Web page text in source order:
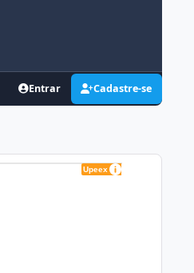
Entrar Cadastre-se